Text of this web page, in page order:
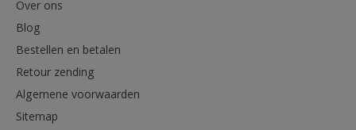
Over ons
Blog
Bestellen en betalen
Retour zending
Algemene voorwaarden
Sitemap